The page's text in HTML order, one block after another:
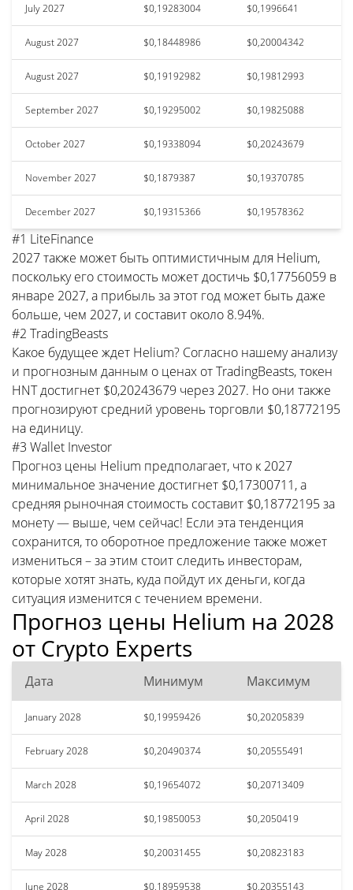
July 2027 $0,19283004 $0,1996641
August 2027 $0,18448986 $0,20004342
August 2027 $0,19192982 $0,19812993
September 2027 $0,19295002 $0,19825088
October 2027 $0,19338094 $0,20243679
November 2027 $0,1879387 $0,19370785
December 2027 $0,19315366 $0,19578362
#1 LiteFinance
2027 также может быть оптимистичным для Helium,
поскольку его стоимость может достичь $0,17756059 в
январе 2027, а прибыль за этот год может быть даже
больше, чем 2027, и составит около 8.94%.
#2 TradingBeasts
Какое будущее ждет Helium? Согласно нашему анализу
и прогнозным данным о ценах от TradingBeasts, токен
HNT достигнет $0,20243679 через 2027. Но они также
прогнозируют средний уровень торговли $0,18772195
на единицу.
#3 Wallet Investor
Прогноз цены Helium предполагает, что к 2027
минимальное значение достигнет $0,17300711, а
средняя рыночная стоимость составит $0,18772195 за
монету — выше, чем сейчас! Если эта тенденция
сохранится, то оборотное предложение также может
измениться – за этим стоит следить инвесторам,
которые хотят знать, куда пойдут их деньги, когда
ситуация изменится с течением времени.
Прогноз цены Helium на 2028
от Crypto Experts
Дата Минимум Максимум
January 2028 $0,19959426 $0,20205839
February 2028 $0,20490374 $0,20555491
March 2028 $0,19654072 $0,20713409
April 2028 $0,19850053 $0,2050419
May 2028 $0,20031455 $0,20823183
June 2028 $0,18959538 $0,20355143